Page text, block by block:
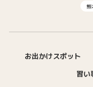
熊
お出かけスポット
習い